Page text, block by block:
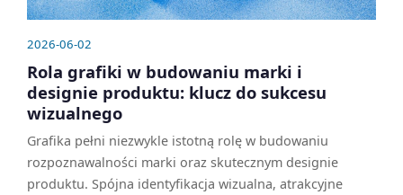
2026-06-02
Rola grafiki w budowaniu marki i
designie produktu: klucz do sukcesu
wizualnego
Grafika pełni niezwykle istotną rolę w budowaniu
rozpoznawalności marki oraz skutecznym designie
produktu. Spójna identyfikacja wizualna, atrakcyjne